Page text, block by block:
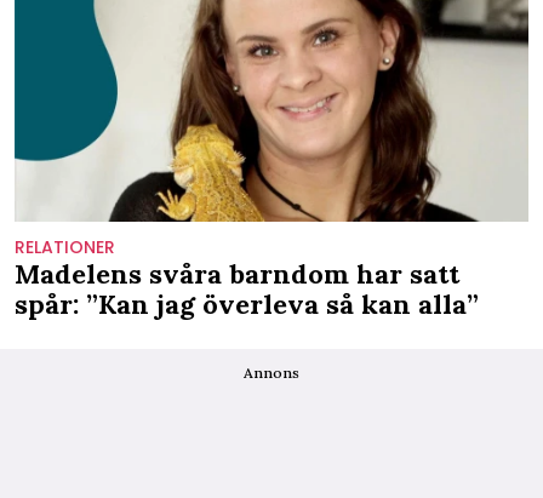
RELATIONER
Madelens svåra barndom har satt
spår: ”Kan jag överleva så kan alla”
Annons